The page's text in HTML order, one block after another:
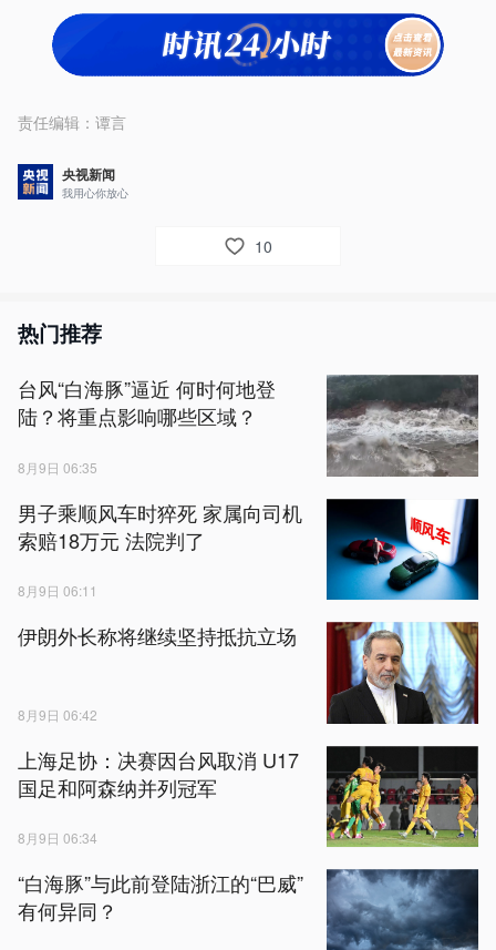
责任编辑： 谭言
央视新闻
我用心你放心
10
热门推荐
台风“白海豚”逼近 何时何地登
陆？将重点影响哪些区域？
8月9日 06:35
男子乘顺风车时猝死 家属向司机
索赔18万元 法院判了
8月9日 06:11
伊朗外长称将继续坚持抵抗立场
8月9日 06:42
上海足协：决赛因台风取消 U17
国足和阿森纳并列冠军
8月9日 06:34
“白海豚”与此前登陆浙江的“巴威”
有何异同？